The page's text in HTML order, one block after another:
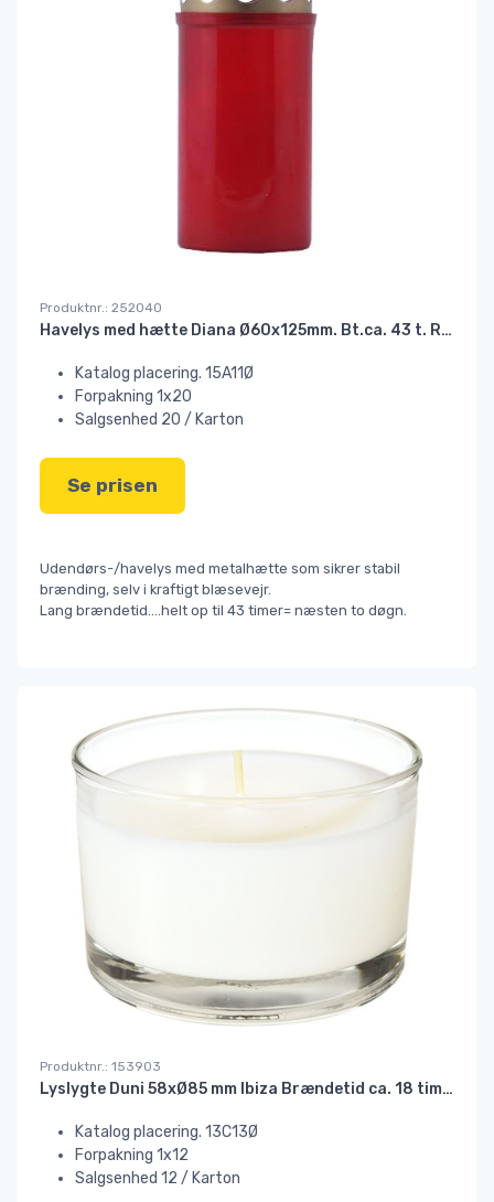
Produktnr.: 252040
Havelys med hætte Diana Ø60x125mm. Bt.ca. 43 t. RØD//
Katalog placering. 15A11Ø
Forpakning 1x20
Salgsenhed 20 / Karton
Se prisen
Udendørs-/havelys med metalhætte som sikrer stabil
brænding, selv i kraftigt blæsevejr.
Lang brændetid....helt op til 43 timer= næsten to døgn.
Produktnr.: 153903
Lyslygte Duni 58xØ85 mm Ibiza Brændetid ca. 18 timer, hvid#
Katalog placering. 13C13Ø
Forpakning 1x12
Salgsenhed 12 / Karton